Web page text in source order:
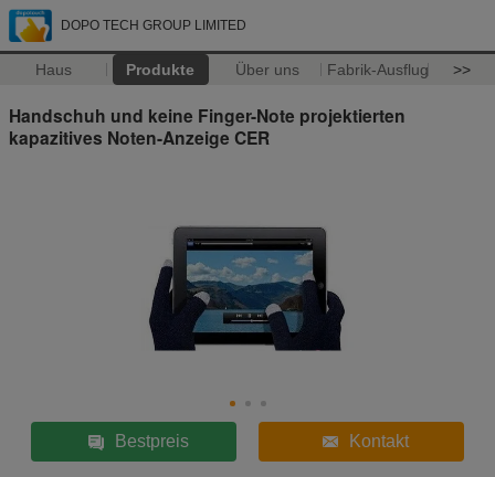
DOPO TECH GROUP LIMITED
Haus Produkte Über uns Fabrik-Ausflug >>
Handschuh und keine Finger-Note projektierten
kapazitives Noten-Anzeige CER
Bestpreis Kontakt